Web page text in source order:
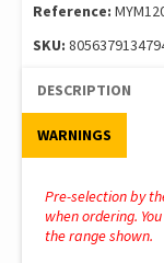
2
Σχεδια)
Reference:
SKU:
DESCRIPTION
WARNINGS
Pre-selection by
when ordering.
the range shown.